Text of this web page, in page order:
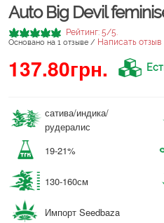
Auto Big Devil
Рейтинг: 5/5.
Основано на 1 отзыве / Написать отзыв
137.80грн.
сатива/индика/
рудералис
19-21%
130-160см
Импорт Seedbaza